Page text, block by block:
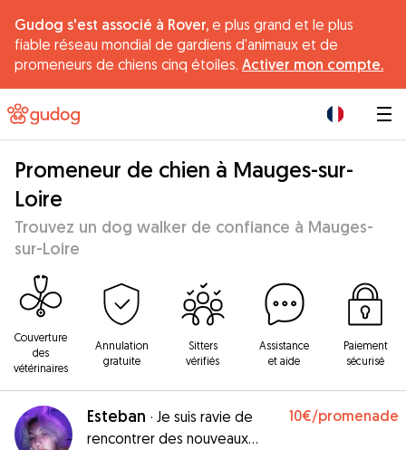
Gudog s'est associé à Rover, e plus grand et le plus
fiable réseau mondial de gardiens d'animaux et de
promeneurs de chiens cinq étoiles. Activer mon compte.
Promeneur de chien à Mauges-sur-
Loire
Trouvez un dog walker de confiance à Mauges-
sur-Loire
Couverture
des
vétérinaires
Annulation
gratuite
Sitters
vérifiés
Assistance
et aide
Paiement
sécurisé
Esteban · Je suis ravie de
rencontrer des nouveaux
10€/promenade